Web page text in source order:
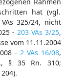
hat (vgl.
325/24, nicht
- 203 VAs 3/25,
vom 11.11.2004
- 2 VAs 16/08,
§ 35 Rn. 310;